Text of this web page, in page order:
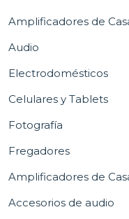
Amplificadores de
Audio
Electrodomésticos
Celulares y Tablets
Fotografía
Fregadores
Amplificadores de
Accesorios de audio